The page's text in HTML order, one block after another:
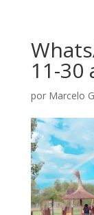
11-30
por Marcelo